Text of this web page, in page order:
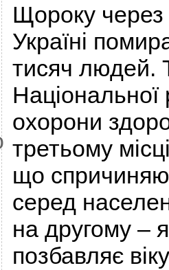
Щороку через
Україні
тисяч людей.
охорони
третьому
що
серед
на другому –
позбавляє